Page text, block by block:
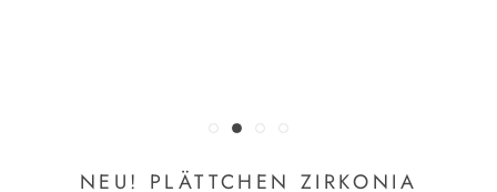
NEU! PLÄTTCHEN ZIRKONIA